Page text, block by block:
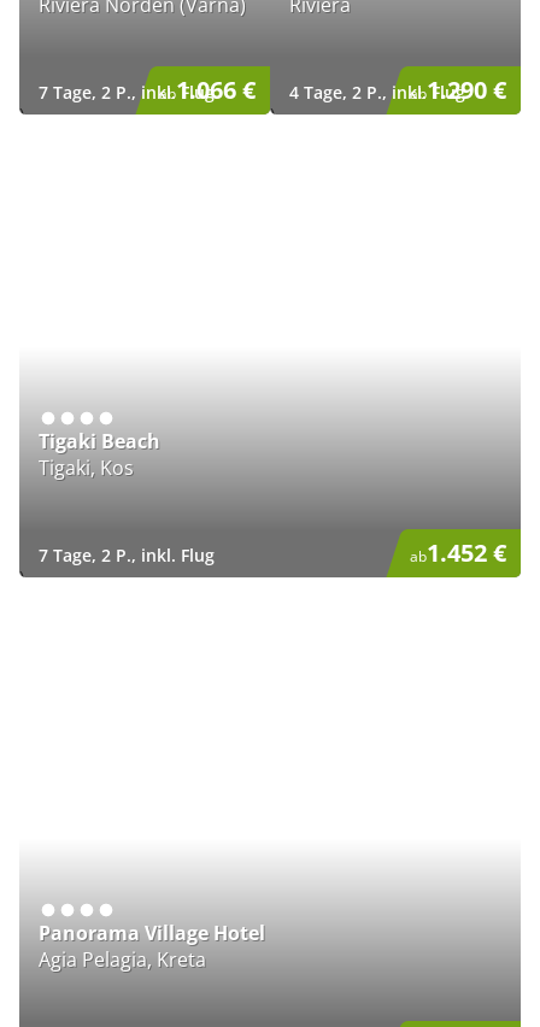
ab1.066 €
7 Tage, 2 P., inkl. Flug
)
ab1.290 €
4 Tage, 2 P., inkl. Flug
)
Tigaki Beach
Tigaki, Kos
ab1.452 €
7 Tage, 2 P., inkl. Flug
)
Panorama Village Hotel
Agia Pelagia, Kreta